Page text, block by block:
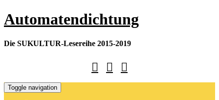
Skip
to
Automatendichtung
Die SUKULTUR-Lesereihe 2015-2019
Toggle navigation